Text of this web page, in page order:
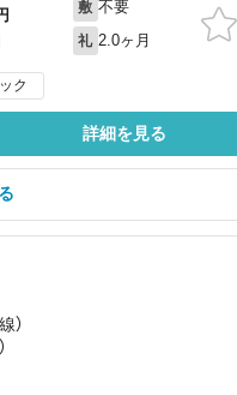
敷 不要
礼 2.0ヶ月
ク
詳細を見る
）